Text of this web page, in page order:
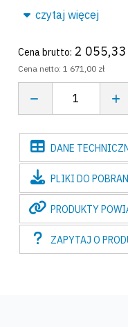
czytaj więcej
Cena brutto: 2 055,33
Cena netto: 1 671,00 zł
DANE
PLIKI DO
PRODUKTY
ZAPYTAJO